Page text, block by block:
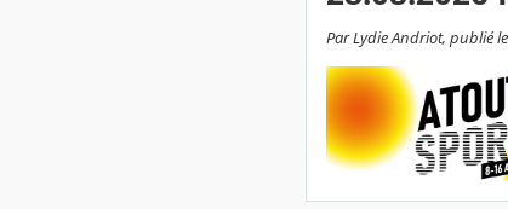
Par Lydie Andriot, publié